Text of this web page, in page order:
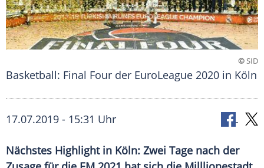
©SID
Basketball: Final Four der EuroLeague 2020 in Köln
17.07.2019 - 15:31 Uhr
Nächstes Highlight in Köln: Zwei Tage nach der